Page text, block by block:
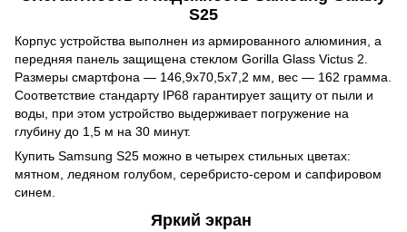
S25
Корпус устройства выполнен из армированного алюминия, а
передняя панель защищена стеклом Gorilla Glass Victus 2.
Размеры смартфона — 146,9x70,5x7,2 мм, вес — 162 грамма.
Соответствие стандарту IP68 гарантирует защиту от пыли и
воды, при этом устройство выдерживает погружение на
глубину до 1,5 м на 30 минут.
Купить Samsung S25 можно в четырех стильных цветах:
мятном, ледяном голубом, серебристо-сером и сапфировом
синем.
Яркий экран